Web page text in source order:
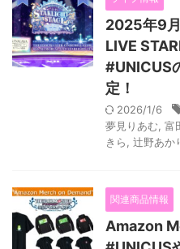
2025年9
LIVE
#UNICUS
定！
2026/1/6
夢見りあむ 富
きら
辻野あか
関連商品情報
Amazon